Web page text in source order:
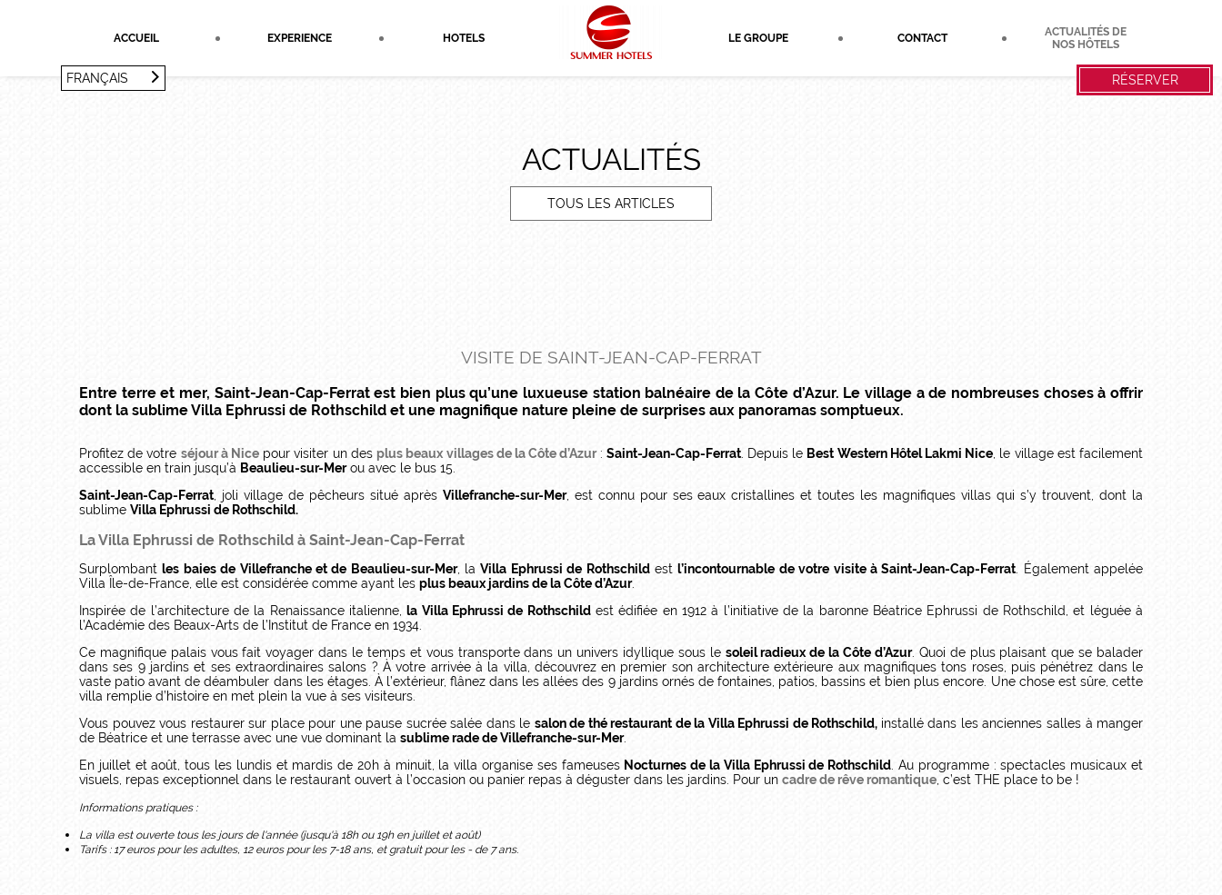
ACCUEIL EXPERIENCE HOTELS LE GROUPE CONTACT
ACTUALITÉS DE
NOS HÔTELS
RÉSERVER
FRANÇAIS
ACTUALITÉS
TOUS LES ARTICLES
VISITE DE SAINT-JEAN-CAP-FERRAT
Entre terre et mer, Saint-Jean-Cap-Ferrat est bien plus qu’une luxueuse station balnéaire de la Côte d’Azur. Le village a de nombreuses choses à offrir
dont la sublime Villa Ephrussi de Rothschild et une magnifique nature pleine de surprises aux panoramas somptueux.
Profitez de votre séjour à Nice pour visiter un desplus beaux villages de la Côte d’Azur : Saint-Jean-Cap-Ferrat. Depuis le Best Western Hôtel Lakmi Nice , le village est facilement
accessible en train jusqu’à Beaulieu-sur-Merou avec le bus 15.
Saint-Jean-Cap-Ferrat , joli village de pêcheurs situé après Villefranche-sur-Mer, est connu pour ses eaux cristallines et toutes les magnifiques villas qui s’y trouvent, dont la
sublime Villa Ephrussi de Rothschild.
La Villa Ephrussi de Rothschild à Saint-Jean-Cap-Ferrat
Surplombant les baies de Villefranche et de Beaulieu-sur-Mer, laVilla Ephrussi de Rothschildest l’incontournable de votre visite à Saint-Jean-Cap-Ferrat . Également appelée
Villa Île-de-France, elle est considérée comme ayant les plus beaux jardins de la Côte d’Azur.
Inspirée de l’architecture de la Renaissance italienne,
la Villa Ephrussi de Rothschildest édifiée en 1912 à l’initiative de la baronne Béatrice Ephrussi de Rothschild, et léguée à
l’Académie des Beaux-Arts de l’Institut de France en 1934.
Ce magnifique palais vous fait voyager dans le temps et vous transporte dans un univers idyllique sous le soleil radieux de la Côte d’Azur. Quoi de plus plaisant que se balader
dans ses 9 jardins et ses extraordinaires salons ? À votre arrivée à la villa, découvrez en premier son architecture extérieure aux magnifiques tons roses, puis pénétrez dans le
vaste patio avant de déambuler dans les étages. À l’extérieur, flânez dans les allées des 9 jardins ornés de fontaines, patios, bassins et bien plus encore. Une chose est sûre, cette
villa remplie d’histoire en met plein la vue à ses visiteurs.
Vous pouvez vous restaurer sur place pour une pause sucrée salée dans le salon de thé restaurant de la Villa Ephrussi de Rothschild, installé dans les anciennes salles à manger
de Béatrice et une terrasse avec une vue dominant la sublime rade de Villefranche-sur-Mer.
En juillet et août, tous les lundis et mardis de 20h à minuit, la villa organise ses fameuses Nocturnes de la Villa Ephrussi de Rothschild . Au programme : spectacles musicaux et
visuels, repas exceptionnel dans le restaurant ouvert à l’occasion ou panier repas à déguster dans les jardins. Pour un cadre de rêve romantique , c’est THE place to be !
Informations pratiques :
La villa est ouverte tous les jours de l'année (jusqu'à 18h ou 19h en juillet et août)
Tarifs : 17 euros pour les adultes, 12 euros pour les 7-18 ans, et gratuit pour les - de 7 ans.